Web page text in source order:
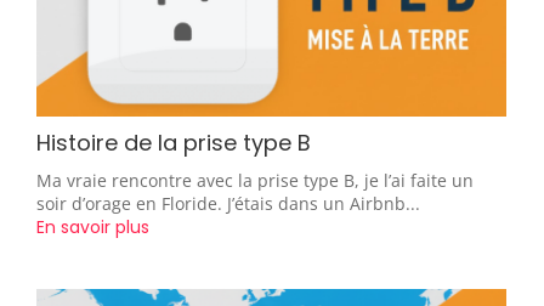
Histoire de la prise type B
Ma vraie rencontre avec la prise type B, je l’ai faite un
soir d’orage en Floride. J’étais dans un Airbnb...
En savoir plus